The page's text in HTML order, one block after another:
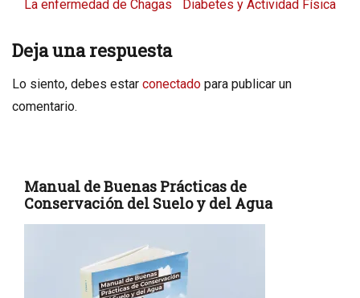
post:
La enfermedad de Chagas
post:
Diabetes y Actividad Física
Deja una respuesta
Lo siento, debes estar conectado para publicar un
comentario.
Manual de Buenas Prácticas de
Conservación del Suelo y del Agua